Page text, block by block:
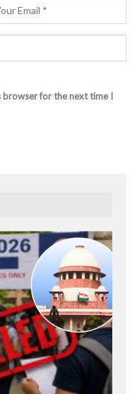
browser for the next time I